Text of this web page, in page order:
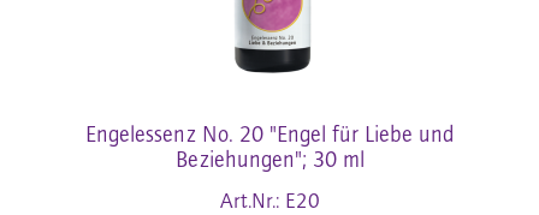
Engelessenz No. 20 "Engel für Liebe und
Beziehungen"; 30 ml
Art.Nr.: E20